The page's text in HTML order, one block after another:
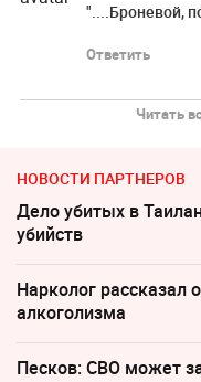
"....Броневой,
Ответить
Читать
НОВОСТИ ПАРТНЕРОВ
Дело убитых в
убийств
Нарколог рассказал
алкоголизма
Песков: СВО может